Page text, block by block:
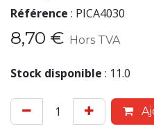
Référence : PICA4030
8,70 € Hors TVA
Stock disponible : 11.0